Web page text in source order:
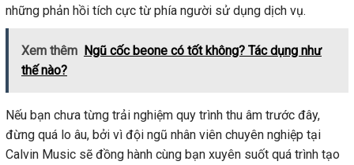
những phản hồi tích cực từ phía người sử dụng dịch vụ.
Xem thêm Ngũ cốc beone có tốt không? Tác dụng như
thế nào?
Nếu bạn chưa từng trải nghiệm quy trình thu âm trước đây,
đừng quá lo âu, bởi vì đội ngũ nhân viên chuyên nghiệp tại
Calvin Music sẽ đồng hành cùng bạn xuyên suốt quá trình tạo